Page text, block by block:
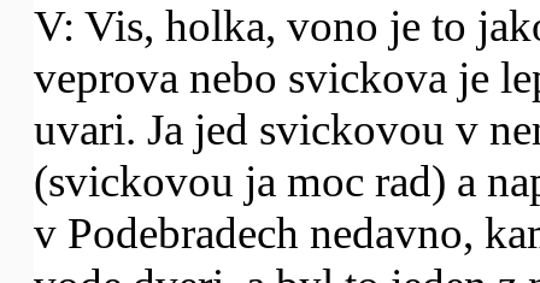
V: Vis, holka, vono je to
veprova nebo svickova je
uvari. Ja jed svickovou v
(svickovou ja moc rad) a
v Podebradech nedavno,